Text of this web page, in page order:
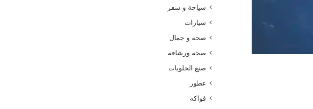
سياحة و سفر
سيارات
صحة و جمال
صحة ورشاقة
صنع الحلويات
عطور
فواكه